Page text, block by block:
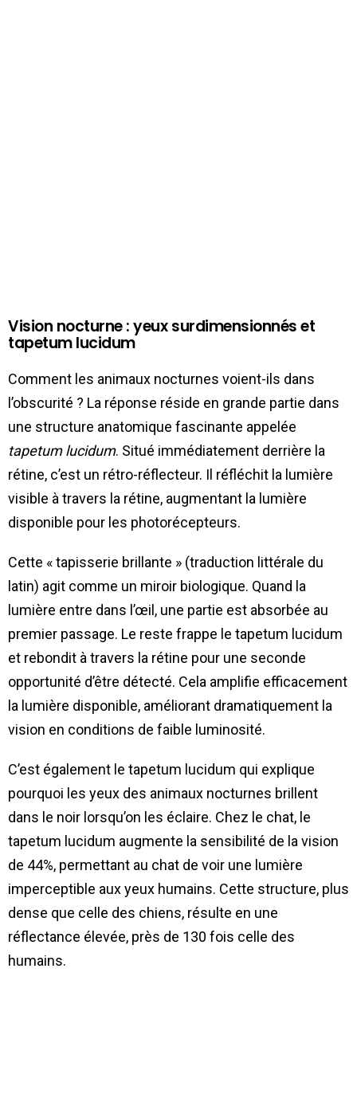
Vision nocturne : yeux surdimensionnés et
tapetum lucidum
Comment les animaux nocturnes voient-ils dans
l’obscurité ? La réponse réside en grande partie dans
une structure anatomique fascinante appelée
tapetum lucidum. Situé immédiatement derrière la
rétine, c’est un rétro-réflecteur. Il réfléchit la lumière
visible à travers la rétine, augmentant la lumière
disponible pour les photorécepteurs.
Cette « tapisserie brillante » (traduction littérale du
latin) agit comme un miroir biologique. Quand la
lumière entre dans l’œil, une partie est absorbée au
premier passage. Le reste frappe le tapetum lucidum
et rebondit à travers la rétine pour une seconde
opportunité d’être détecté. Cela amplifie efficacement
la lumière disponible, améliorant dramatiquement la
vision en conditions de faible luminosité.
C’est également le tapetum lucidum qui explique
pourquoi les yeux des animaux nocturnes brillent
dans le noir lorsqu’on les éclaire. Chez le chat, le
tapetum lucidum augmente la sensibilité de la vision
de 44%, permettant au chat de voir une lumière
imperceptible aux yeux humains. Cette structure, plus
dense que celle des chiens, résulte en une
réflectance élevée, près de 130 fois celle des
humains.